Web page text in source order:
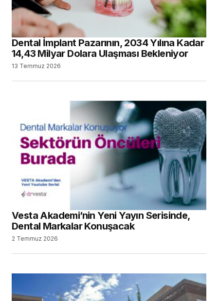
Dental İmplant Pazarının, 2034 Yılına Kadar
14,43 Milyar Dolara Ulaşması Bekleniyor
13 Temmuz 2026
Vesta Akademi’nin Yeni Yayın Serisinde,
Dental Markalar Konuşacak
2 Temmuz 2026